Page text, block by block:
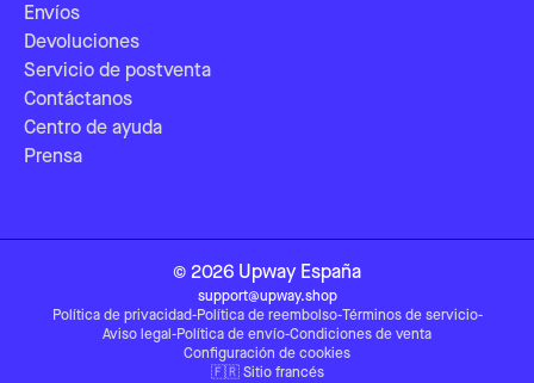
Envíos
Devoluciones
Servicio de postventa
Contáctanos
Centro de ayuda
Prensa
© 2026 Upway España
support@upway.shop
Política de privacidad-Política de reembolso-Términos de servicio-
Aviso legal -Política de envío-Condiciones de venta
Configuración de cookies
🇫🇷 Sitio francés